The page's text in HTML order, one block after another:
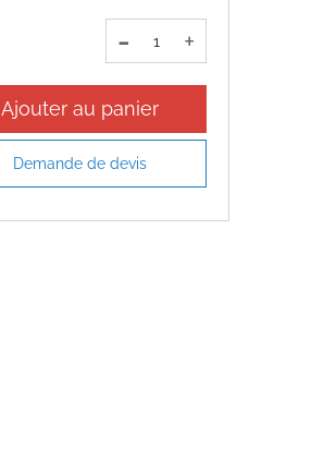
- +
Ajouter au panier
Demande de devis